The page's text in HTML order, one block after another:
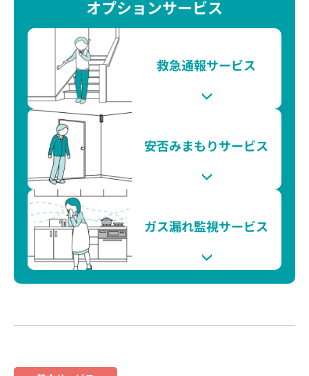
オプションサービス
救急通報サービス
安否みまもりサービス
ガス漏れ監視サービス